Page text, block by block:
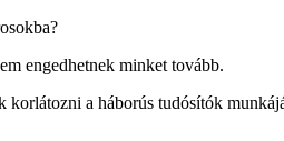
engedhetnek minket tovább.
a háborús tudósítók